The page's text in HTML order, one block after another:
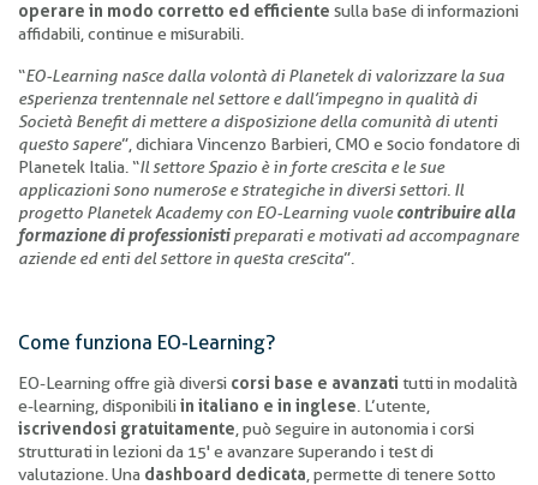
operare in modo corretto ed efficiente sulla base di informazioni
affidabili, continue e misurabili.
“EO-Learning nasce dalla volontà di Planetek di valorizzare la sua
esperienza trentennale nel settore e dall’impegno in qualità di
Società Benefit di mettere a disposizione della comunità di utenti
questo sapere”, dichiara Vincenzo Barbieri, CMO e socio fondatore di
Planetek Italia. “Il settore Spazio è in forte crescita e le sue
applicazioni sono numerose e strategiche in diversi settori. Il
progetto Planetek Academy con EO-Learning vuolecontribuire alla
formazione di professionistipreparati e motivati ad accompagnare
aziende ed enti del settore in questa crescita”.
Come funziona EO-Learning?
EO-Learning offre già diversi corsi base e avanzati tutti in modalità
e-learning, disponibili in italiano e in inglese . L’utente,
iscrivendosi gratuitamente , può seguire in autonomia i corsi
strutturati in lezioni da 15' e avanzare superando i test di
valutazione. Una dashboard dedicata , permette di tenere sotto